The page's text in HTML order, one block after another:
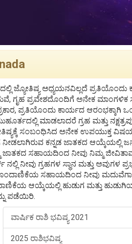
ಜ್ಯೋತಿಷ್ಯ ಅಧ್ಯಯನವಿಲ್ಲದೆ ಪ್ರತಿಯೊಂದು
ಗೃಹ ಪ್ರವೇಶದೊಂದಿಗೆ ಅನೇಕ ಮಾಂಗಳಿಕ
ಪ್ರತಿಯೊಂದು ಕಾರ್ಯದ ಆರಂಭಕ್ಕಾಗಿ
ಮಾಡಲಾದರೆ ಗ್ರಹ ಮತ್ತು
ಸಂಬಂಧಿಸಿದ ಅನೇಕ ಉಪಯುಕ್ತ
ಕನ್ನಡ ಜಾತಕದ ಆಯ್ಕೆಯಲ್ಲಿ
ಜಾತಕದ ಸಹಾಯದಿಂದ ನೀವು ನಿಮ್ಮ
ನೀವು ಗ್ರಹಗಳ ಸ್ಥಾನ ಮತ್ತು ಅವುಗಳ
ಸಹಾಯದಿಂದ ನೀವು
ಆಯ್ಕೆಯಲ್ಲಿ ಹುಡುಗ ಮತ್ತು
ಪಡೆಯಿರಿ.
ವಾರ್ಷಿಕ ರಾಶಿ ಭವಿಷ್ಯ 2021
2025 ರಾಶಿಭವಿಷ್ಯ